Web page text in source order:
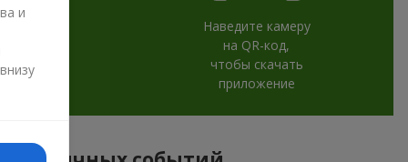
Наведите камеру
на QR-код,
чтобы скачать
приложение
и